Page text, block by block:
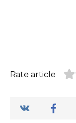
Rate article